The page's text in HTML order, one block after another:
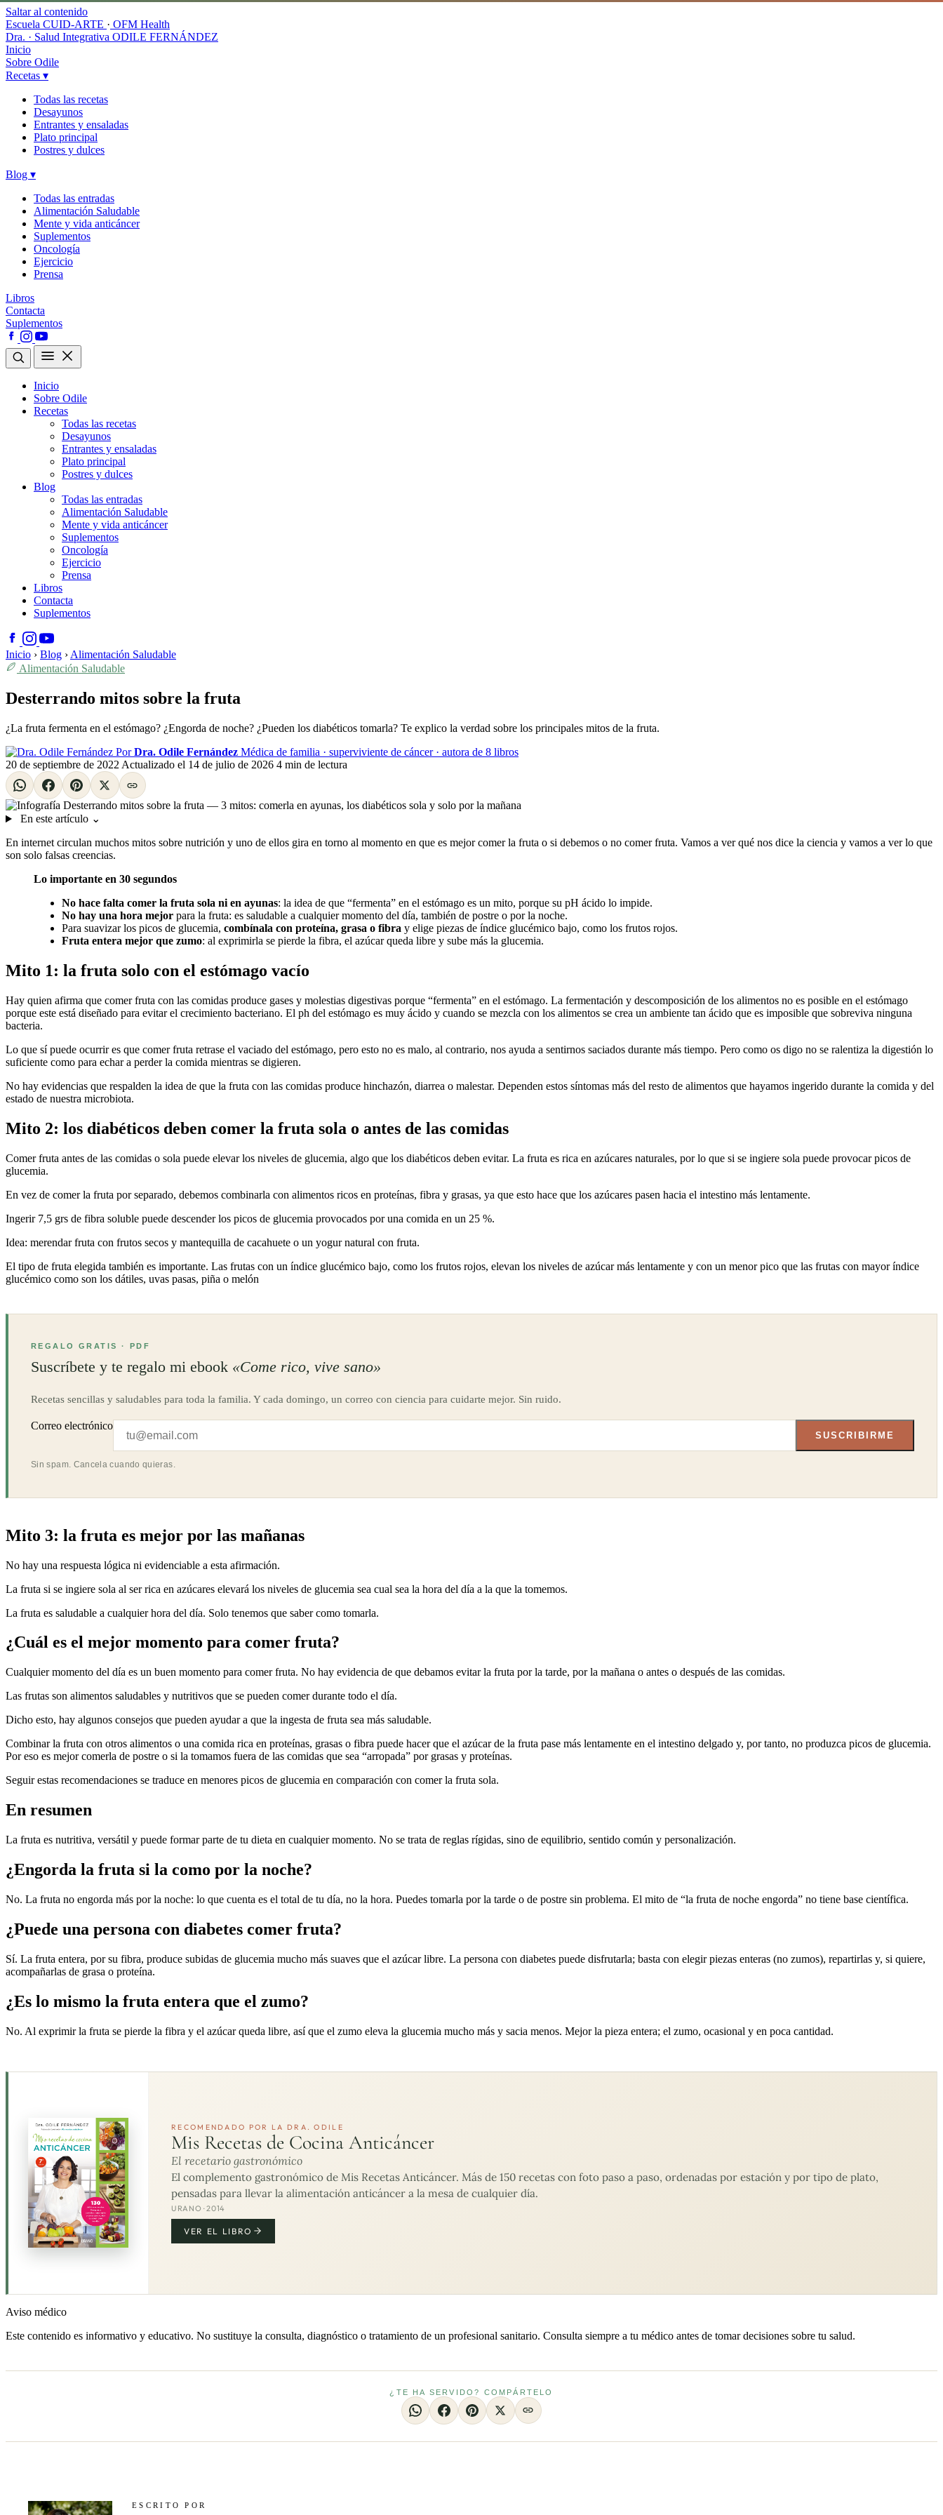
Saltar al contenido
Escuela CUID-ARTE · OFM Health
Dra. · Salud Integrativa ODILE FERNÁNDEZ
Inicio
Sobre Odile
Recetas ▾
Todas las recetas
Desayunos
Entrantes y ensaladas
Plato principal
Postres y dulces
Blog ▾
Todas las entradas
Alimentación Saludable
Mente y vida anticáncer
Suplementos
Oncología
Ejercicio
Prensa
Libros
Contacta
Suplementos
Inicio
Sobre Odile
Recetas
Todas las recetas
Desayunos
Entrantes y ensaladas
Plato principal
Postres y dulces
Blog
Todas las entradas
Alimentación Saludable
Mente y vida anticáncer
Suplementos
Oncología
Ejercicio
Prensa
Libros
Contacta
Suplementos
Inicio › Blog › Alimentación Saludable
Alimentación Saludable
Desterrando mitos sobre la fruta
¿La fruta fermenta en el estómago? ¿Engorda de noche? ¿Pueden los diabéticos tomarla? Te explico la verdad sobre los principales mitos de la fruta.
Por Dra. Odile Fernández Médica de familia · superviviente de cáncer · autora de 8 libros
20 de septiembre de 2022 Actualizado el 14 de julio de 2026 4 min de lectura
En este artículo ⌄
En internet circulan muchos mitos sobre nutrición y uno de ellos gira en torno al momento en que es mejor comer la fruta o si debemos o no comer fruta. Vamos a ver qué nos dice la ciencia y vamos a ver lo que
son solo falsas creencias.
Lo importante en 30 segundos
No hace falta comer la fruta sola ni en ayunas: la idea de que “fermenta” en el estómago es un mito, porque su pH ácido lo impide.
No hay una hora mejor para la fruta: es saludable a cualquier momento del día, también de postre o por la noche.
Para suavizar los picos de glucemia, combínala con proteína, grasa o fibra y elige piezas de índice glucémico bajo, como los frutos rojos.
Fruta entera mejor que zumo: al exprimirla se pierde la fibra, el azúcar queda libre y sube más la glucemia.
Mito 1: la fruta solo con el estómago vacío
Hay quien afirma que comer fruta con las comidas produce gases y molestias digestivas porque “fermenta” en el estómago. La fermentación y descomposición de los alimentos no es posible en el estómago
porque este está diseñado para evitar el crecimiento bacteriano. El ph del estómago es muy ácido y cuando se mezcla con los alimentos se crea un ambiente tan ácido que es imposible que sobreviva ninguna
bacteria.
Lo que sí puede ocurrir es que comer fruta retrase el vaciado del estómago, pero esto no es malo, al contrario, nos ayuda a sentirnos saciados durante más tiempo. Pero como os digo no se ralentiza la digestión lo
suficiente como para echar a perder la comida mientras se digieren.
No hay evidencias que respalden la idea de que la fruta con las comidas produce hinchazón, diarrea o malestar. Dependen estos síntomas más del resto de alimentos que hayamos ingerido durante la comida y del
estado de nuestra microbiota.
Mito 2: los diabéticos deben comer la fruta sola o antes de las comidas
Comer fruta antes de las comidas o sola puede elevar los niveles de glucemia, algo que los diabéticos deben evitar. La fruta es rica en azúcares naturales, por lo que si se ingiere sola puede provocar picos de
glucemia.
En vez de comer la fruta por separado, debemos combinarla con alimentos ricos en proteínas, fibra y grasas, ya que esto hace que los azúcares pasen hacia el intestino más lentamente.
Ingerir 7,5 grs de fibra soluble puede descender los picos de glucemia provocados por una comida en un 25 %.
Idea: merendar fruta con frutos secos y mantequilla de cacahuete o un yogur natural con fruta.
El tipo de fruta elegida también es importante. Las frutas con un índice glucémico bajo, como los frutos rojos, elevan los niveles de azúcar más lentamente y con un menor pico que las frutas con mayor índice
glucémico como son los dátiles, uvas pasas, piña o melón
REGALO GRATIS · PDF
Suscríbete y te regalo mi ebook «Come rico, vive sano»
Recetas sencillas y saludables para toda la familia. Y cada domingo, un correo con ciencia para cuidarte mejor. Sin ruido.
Correo electrónico
SUSCRIBIRME
Sin spam. Cancela cuando quieras.
Mito 3: la fruta es mejor por las mañanas
No hay una respuesta lógica ni evidenciable a esta afirmación.
La fruta si se ingiere sola al ser rica en azúcares elevará los niveles de glucemia sea cual sea la hora del día a la que la tomemos.
La fruta es saludable a cualquier hora del día. Solo tenemos que saber como tomarla.
¿Cuál es el mejor momento para comer fruta?
Cualquier momento del día es un buen momento para comer fruta. No hay evidencia de que debamos evitar la fruta por la tarde, por la mañana o antes o después de las comidas.
Las frutas son alimentos saludables y nutritivos que se pueden comer durante todo el día.
Dicho esto, hay algunos consejos que pueden ayudar a que la ingesta de fruta sea más saludable.
Combinar la fruta con otros alimentos o una comida rica en proteínas, grasas o fibra puede hacer que el azúcar de la fruta pase más lentamente en el intestino delgado y, por tanto, no produzca picos de glucemia.
Por eso es mejor comerla de postre o si la tomamos fuera de las comidas que sea “arropada” por grasas y proteínas.
Seguir estas recomendaciones se traduce en menores picos de glucemia en comparación con comer la fruta sola.
En resumen
La fruta es nutritiva, versátil y puede formar parte de tu dieta en cualquier momento. No se trata de reglas rígidas, sino de equilibrio, sentido común y personalización.
¿Engorda la fruta si la como por la noche?
No. La fruta no engorda más por la noche: lo que cuenta es el total de tu día, no la hora. Puedes tomarla por la tarde o de postre sin problema. El mito de “la fruta de noche engorda” no tiene base científica.
¿Puede una persona con diabetes comer fruta?
Sí. La fruta entera, por su fibra, produce subidas de glucemia mucho más suaves que el azúcar libre. La persona con diabetes puede disfrutarla; basta con elegir piezas enteras (no zumos), repartirlas y, si quiere,
acompañarlas de grasa o proteína.
¿Es lo mismo la fruta entera que el zumo?
No. Al exprimir la fruta se pierde la fibra y el azúcar queda libre, así que el zumo eleva la glucemia mucho más y sacia menos. Mejor la pieza entera; el zumo, ocasional y en poca cantidad.
RECOMENDADO POR LA DRA. ODILE
Mis Recetas de Cocina Anticáncer
El recetario gastronómico
El complemento gastronómico de Mis Recetas Anticáncer. Más de 150 recetas con foto paso a paso, ordenadas por estación y por tipo de plato,
pensadas para llevar la alimentación anticáncer a la mesa de cualquier día.
URANO · 2014
VER EL LIBRO
Aviso médico
Este contenido es informativo y educativo. No sustituye la consulta, diagnóstico o tratamiento de un profesional sanitario. Consulta siempre a tu médico antes de tomar decisiones sobre tu salud.
¿TE HA SERVIDO? COMPÁRTELO
ESCRITO POR